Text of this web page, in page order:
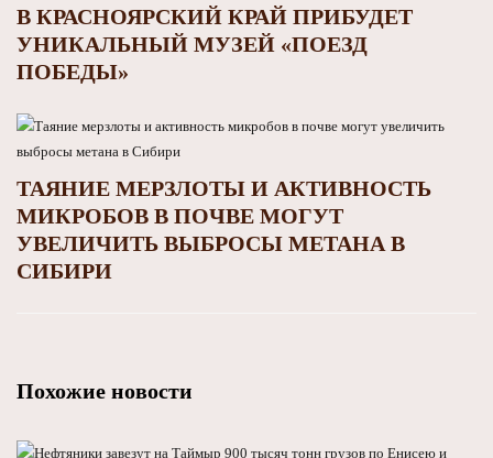
В КРАСНОЯРСКИЙ КРАЙ ПРИБУДЕТ
УНИКАЛЬНЫЙ МУЗЕЙ «ПОЕЗД
ПОБЕДЫ»
ТАЯНИЕ МЕРЗЛОТЫ И АКТИВНОСТЬ
МИКРОБОВ В ПОЧВЕ МОГУТ
УВЕЛИЧИТЬ ВЫБРОСЫ МЕТАНА В
СИБИРИ
Похожие новости